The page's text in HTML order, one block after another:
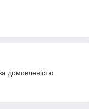
домовленістю